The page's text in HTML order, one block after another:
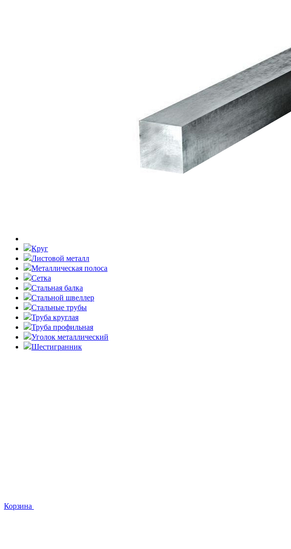
Круг
Листовой металл
Металлическая полоса
Сетка
Стальная балка
Стальной швеллер
Стальные трубы
Труба круглая
Труба профильная
Уголок металлический
Шестигранник
Корзина